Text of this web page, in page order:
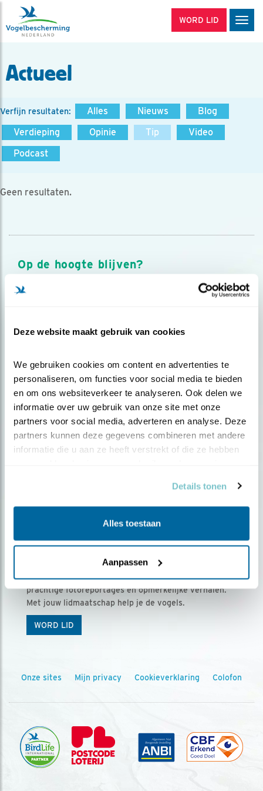
Deze website maakt gebruik van cookies
We gebruiken cookies om content en advertenties te
personaliseren, om functies voor social media te bieden
en om ons websiteverkeer te analyseren. Ook delen we
informatie over uw gebruik van onze site met onze
partners voor social media, adverteren en analyse. Deze
partners kunnen deze gegevens combineren met andere
informatie die u aan ze heeft verstrekt of die ze hebben
Details tonen
Alles toestaan
Aanpassen
WORD LID
Actueel
Verfijn resultaten: Alles Nieuws
Blog
Verdieping
Opinie Tip
Video
Podcast
Geen resultaten.
Op de hoogte blijven?
Meld je aan en ontvang nieuws, inspiratie, acties en tips
over vogels en activiteiten van Vogelbescherming.
Ontvang 5 x Vogels voor € 36,00 per jaar
Vogels is het tijdschrift voor onze leden, met
prachtige fotoreportages en opmerkelijke verhalen.
Met jouw lidmaatschap help je de vogels.
WORD LID
Onze sites Mijn privacy Cookieverklaring Colofon